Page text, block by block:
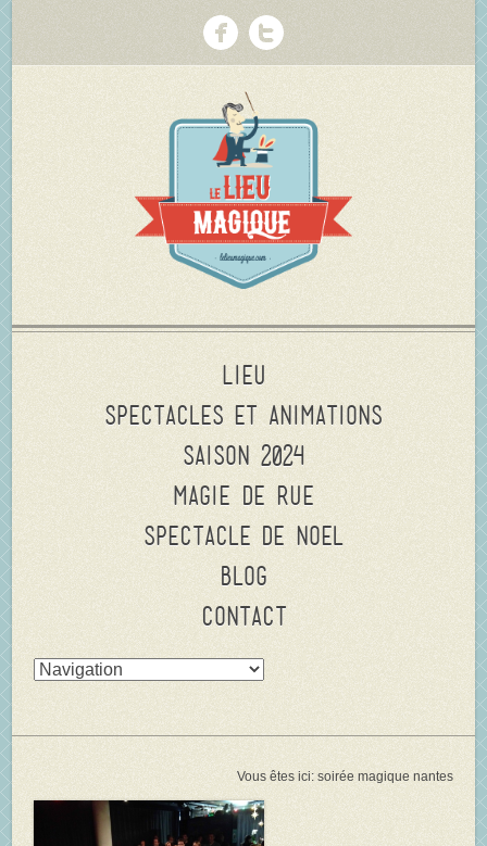
Lieu
Spectacles et animations
Saison 2024
Magie de rue
Spectacle de Noel
Blog
Contact
Vous êtes ici: soirée magique nantes